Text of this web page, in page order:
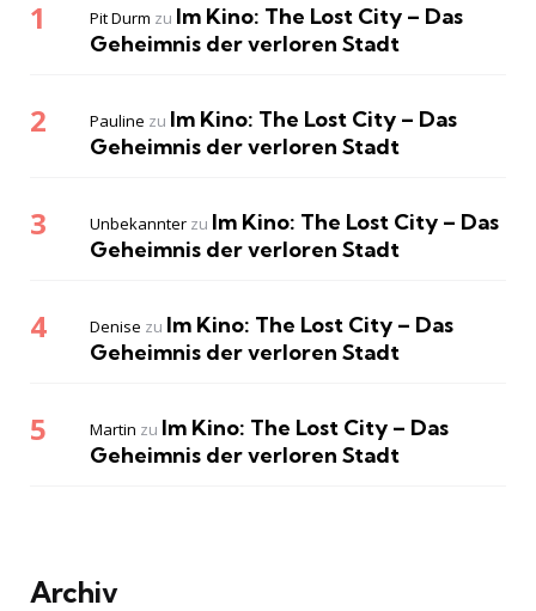
Pit Durm zu Im Kino: The Lost City – Das
Geheimnis der verloren Stadt
Pauline zu Im Kino: The Lost City – Das
Geheimnis der verloren Stadt
Unbekannter zu Im Kino: The Lost City – Das
Geheimnis der verloren Stadt
Denise zu Im Kino: The Lost City – Das
Geheimnis der verloren Stadt
Martin zu Im Kino: The Lost City – Das
Geheimnis der verloren Stadt
Archiv